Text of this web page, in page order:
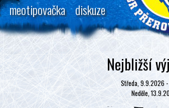
meotipovačka diskuze
Nejbližší
Středa, 9.9.2026 -
Neděle,